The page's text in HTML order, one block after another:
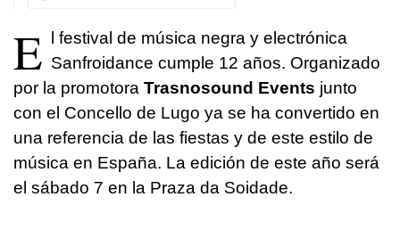
E l festival de música negra y electrónica
Sanfroidance cumple 12 años. Organizado
por la promotora Trasnosound Events junto
con el Concello de Lugo ya se ha convertido en
una referencia de las fiestas y de este estilo de
música en España. La edición de este año será
el sábado 7 en la Praza da Soidade.